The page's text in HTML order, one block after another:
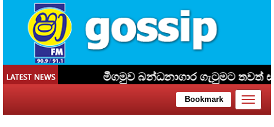
Bookmark
Toggle